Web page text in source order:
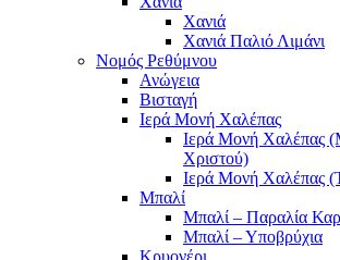
Χανιά
Χανιά Παλιό Λιμάνι
Νομός Ρεθύμνου
Ανώγεια
Βισταγή
Ιερά Μονή Χαλέπας
Ιερά Μονή Χαλέπας
Χριστού)
Ιερά Μονή Χαλέπας
Μπαλί
Μπαλί – Παραλία
Μπαλί – Υποβρύχια
Κρυονέρι